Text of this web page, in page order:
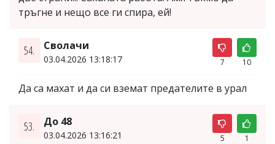
тръгне и нещо все ги спира, ей!
54. Сволачи
03.04.2026 13:18:17 7 10
Да са махат и да си вземат предателите в урал
53. До 48
03.04.2026 13:16:21 5 1